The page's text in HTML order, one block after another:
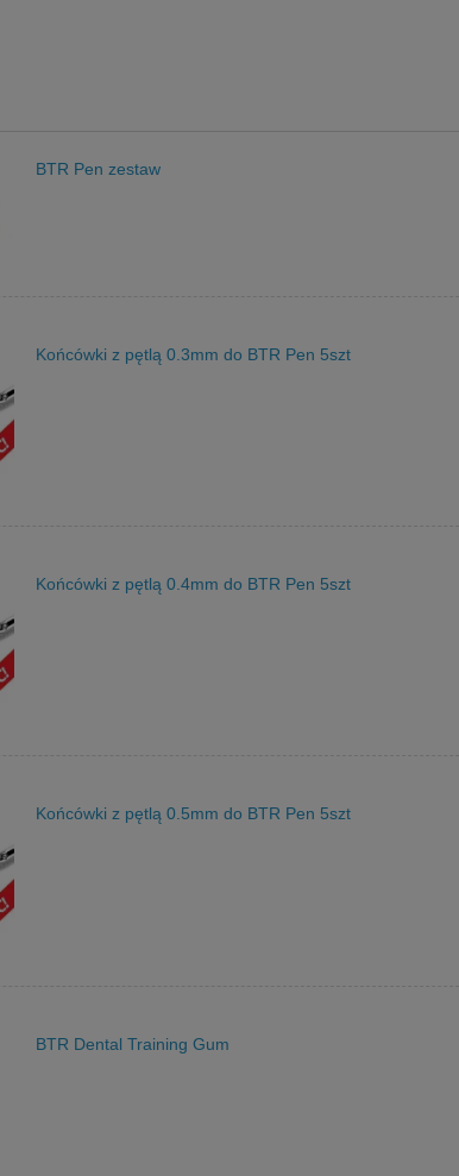
BTR Pen zestaw
Końcówki z pętlą 0.3mm do BTR Pen 5szt
Końcówki z pętlą 0.4mm do BTR Pen 5szt
Końcówki z pętlą 0.5mm do BTR Pen 5szt
BTR Dental Training Gum